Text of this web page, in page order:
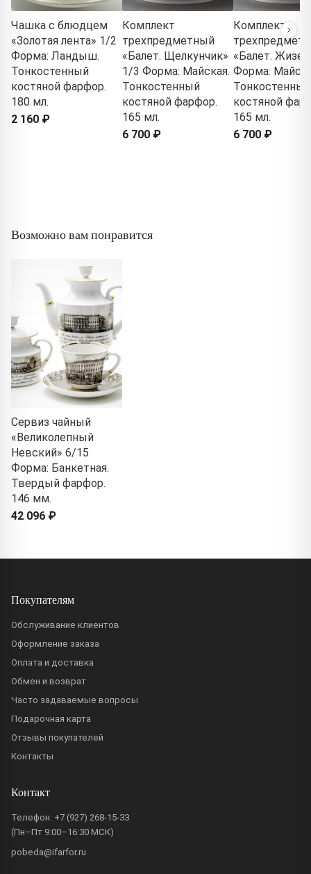
Чашка с блюдцем
«Золотая лента» 1/2
Форма: Ландыш.
Тонкостенный
костяной фарфор.
180 мл.
2 160 ₽
Комплект
трехпредметный
«Балет. Щелкунчик»
1/3 Форма: Майская.
Тонкостенный
костяной фарфор.
165 мл.
6 700 ₽
Комплект
«Балет.
Форма:
Тонкостенный
костяной
165 мл.
6 700 ₽
Возможно вам понравится
Сервиз чайный
«Великолепный
Невский» 6/15
Форма: Банкетная.
Твердый фарфор.
146 мм.
42 096 ₽
Покупателям
Обслуживание клиентов
Оформление заказа
Оплата и доставка
Обмен и возврат
Часто задаваемые вопросы
Подарочная карта
Отзывы покупателей
Контакты
Контакт
Телефон: +7 (927) 268-15-33
(Пн–Пт 9:00–16:30 МСК)
pobeda@ifarfor.ru